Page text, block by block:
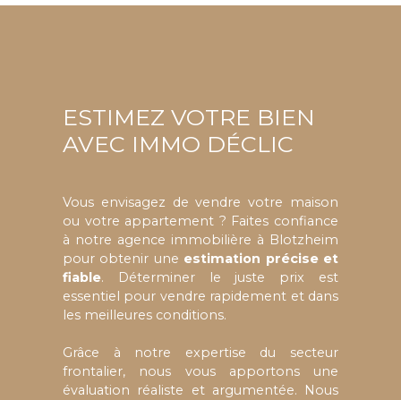
ESTIMEZ VOTRE BIEN
AVEC IMMO DÉCLIC
Vous envisagez de vendre votre maison
ou votre appartement ? Faites confiance
à notre agence immobilière à Blotzheim
pour obtenir une estimation précise et
fiable. Déterminer le juste prix est
essentiel pour vendre rapidement et dans
les meilleures conditions.
Grâce à notre expertise du secteur
frontalier, nous vous apportons une
évaluation réaliste et argumentée. Nous